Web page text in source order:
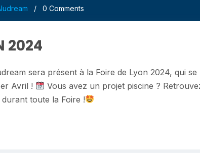
/ 0 Comments
2024
sera présent à la Foire de Lyon 2024, qui se
Avril !
Vous avez un projet piscine ?
toute la Foire !